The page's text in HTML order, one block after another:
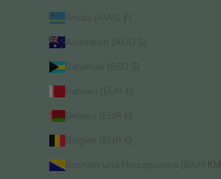
Aruba (AWG ƒ)
Australien (AUD $)
Bahamas (BSD $)
Bahrain (EUR €)
Belarus (EUR €)
Belgien (EUR €)
Bosnien und Herzegowina (BAM КМ)